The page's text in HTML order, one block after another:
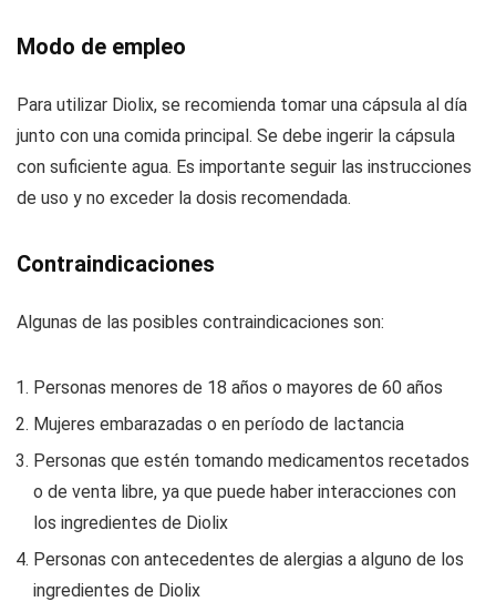
Modo de empleo
Para utilizar Diolix, se recomienda tomar una cápsula al día
junto con una comida principal. Se debe ingerir la cápsula
con suficiente agua. Es importante seguir las instrucciones
de uso y no exceder la dosis recomendada.
Contraindicaciones
Algunas de las posibles contraindicaciones son:
Personas menores de 18 años o mayores de 60 años
Mujeres embarazadas o en período de lactancia
Personas que estén tomando medicamentos recetados
o de venta libre, ya que puede haber interacciones con
los ingredientes de Diolix
Personas con antecedentes de alergias a alguno de los
ingredientes de Diolix